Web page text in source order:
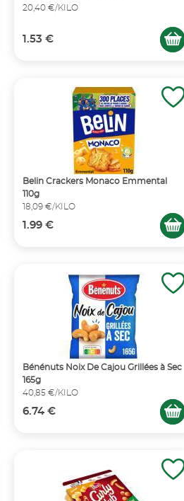
20,40 €/KILO
1.53 €
Belin Crackers Monaco Emmental
110g
18,09 €/KILO
1.99 €
Bénénuts Noix De Cajou Grillées à Sec
165g
40,85 €/KILO
6.74 €